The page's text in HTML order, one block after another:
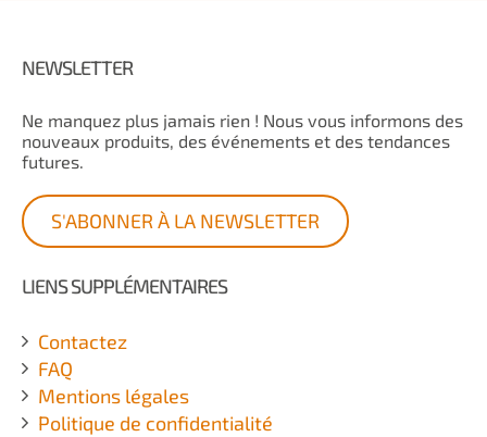
NEWSLETTER
Ne manquez plus jamais rien ! Nous vous informons des
nouveaux produits, des événements et des tendances
futures.
S'ABONNER À LA NEWSLETTER
LIENS SUPPLÉMENTAIRES
Contactez
FAQ
Mentions légales
Politique de confidentialité